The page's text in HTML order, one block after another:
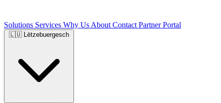
Solutions Services Why Us About Contact Partner Portal
🇱🇺 Lëtzebuergesch